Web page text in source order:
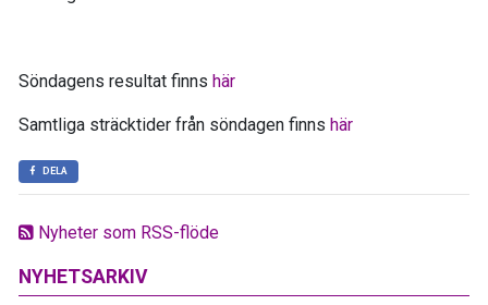
Nyheter som RSS-flöde
NYHETSARKIV
Söndagens resultat finns här
Samtliga sträcktider från söndagen finns här
DELA